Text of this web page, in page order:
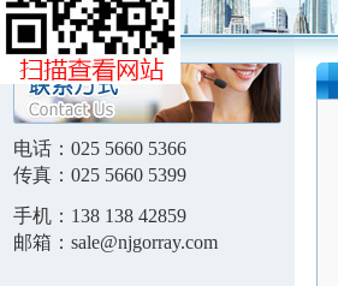
电话： 025 5660 5366
传真： 025 5660 5399
手机： 138 138 42859
邮箱： sale@njgorray.com